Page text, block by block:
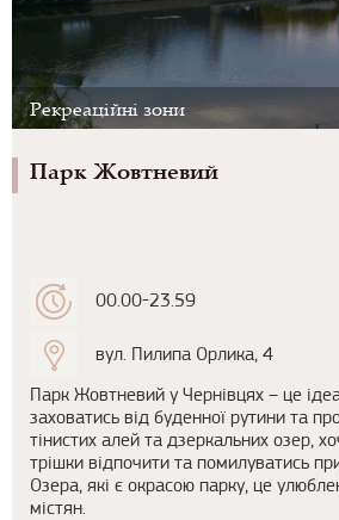
Рекреаційні зони
Парк Жовтневий
00.00-23.59
вул. Пилипа Орлика, 4
Парк Жовтневий у Чернівцях – це
заховатись від буденної рутини та
тінистих алей та дзеркальних озер,
трішки відпочити та помилуватись
Озера, які є окрасою парку, це
містян.